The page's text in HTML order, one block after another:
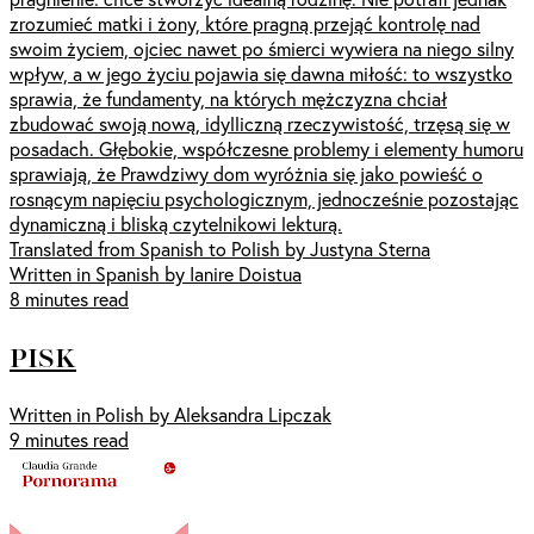
zrozumieć matki i żony, które pragną przejąć kontrolę nad
swoim życiem, ojciec nawet po śmierci wywiera na niego silny
wpływ, a w jego życiu pojawia się dawna miłość: to wszystko
sprawia, że fundamenty, na których mężczyzna chciał
zbudować swoją nową, idylliczną rzeczywistość, trzęsą się w
posadach. Głębokie, współczesne problemy i elementy humoru
sprawiają, że Prawdziwy dom wyróżnia się jako powieść o
rosnącym napięciu psychologicznym, jednocześnie pozostając
dynamiczną i bliską czytelnikowi lekturą.
Translated from Spanish to Polish by Justyna Sterna
Written in Spanish by Ianire Doistua
8 minutes read
PISK
Written in Polish by Aleksandra Lipczak
9 minutes read